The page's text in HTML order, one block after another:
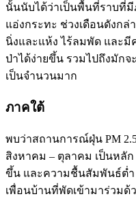
นั้นนับได้ว่าเป็นพื้นที่ราบที่
แอ่งกระทะ ช่วงเดือนดังก
นิ่งและแห้ง ไร้ลมพัด และมี
ป่าได้ง่ายขึ้น รวมไปถึงมักจ
เป็นจำนวนมาก
ภาคใต้
พบว่าสถานการณ์ฝุ่น PM
สิงหาคม – ตุลาคม เป็นหลั
ขึ้น และความชื้นสัมพันธ์ต่ำ
เพื่อนบ้านที่พัดเข้ามาร่วมด้